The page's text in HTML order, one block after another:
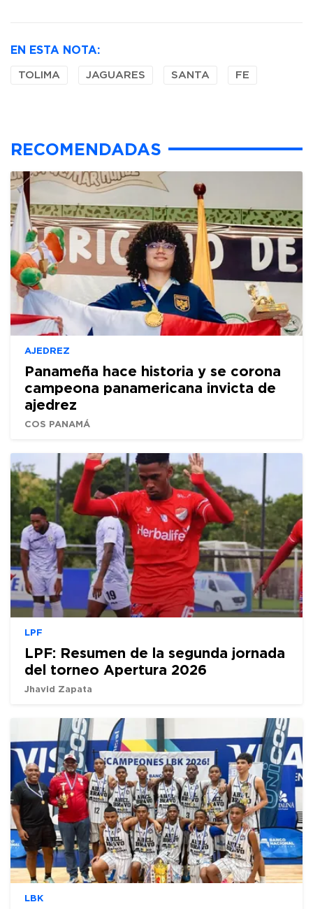
EN ESTA NOTA:
TOLIMA JAGUARES SANTA FE
RECOMENDADAS
AJEDREZ
Panameña hace historia y se corona
campeona panamericana invicta de
ajedrez
COS PANAMÁ
LPF
LPF: Resumen de la segunda jornada
del torneo Apertura 2026
Jhavid Zapata
LBK